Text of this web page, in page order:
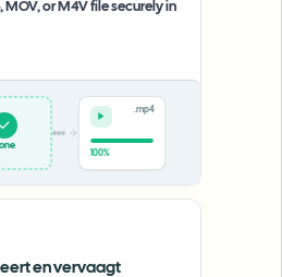
MOV, or M4V file securely in
100%
.mp4
en vervaagt